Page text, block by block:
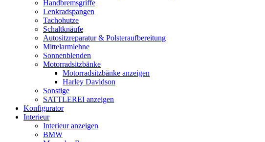
Handbremsgriffe
Lenkradspangen
Tachohutze
Schaltknäufe
Autositzreparatur & Polsteraufbereitung
Mittelarmlehne
Sonnenblenden
Motorradsitzbänke
Motorradsitzbänke anzeigen
Harley Davidson
Sonstige
SATTLEREI anzeigen
Konfigurator
Interieur
Interieur anzeigen
BMW